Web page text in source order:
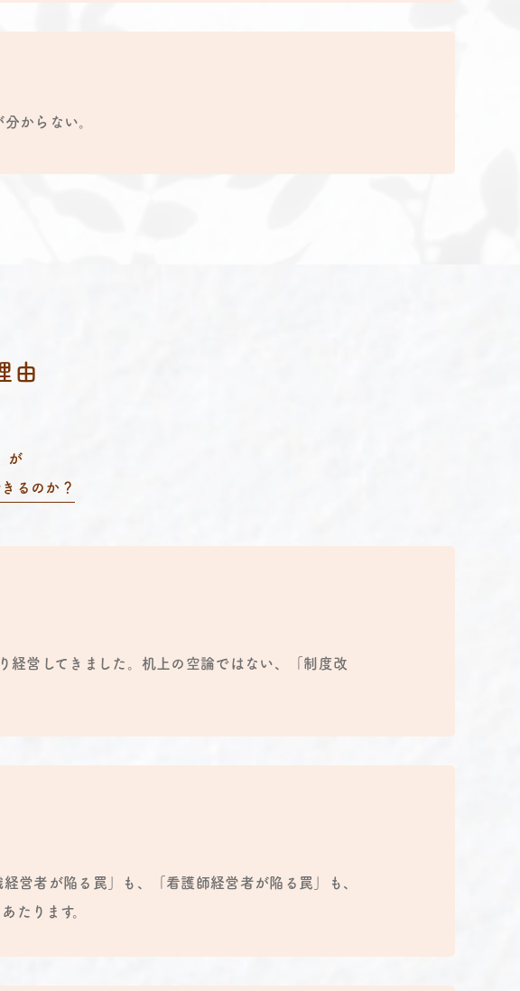
からない。
由
が
るのか？
営してきました。机上の空論ではない、「制度改
営者が陥る罠」も、「看護師経営者が陥る罠」も、
たります。